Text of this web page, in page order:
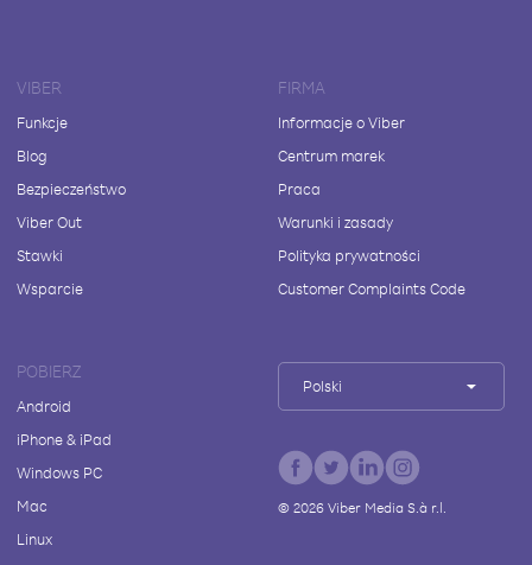
VIBER
Funkcje
Blog
Bezpieczeństwo
Viber Out
Stawki
Wsparcie
FIRMA
Informacje o Viber
Centrum marek
Praca
Warunki i zasady
Polityka prywatności
Customer Complaints Code
POBIERZ
Android
iPhone & iPad
Windows PC
Mac
Linux
Polski
© 2026Viber Media S.à r.l.